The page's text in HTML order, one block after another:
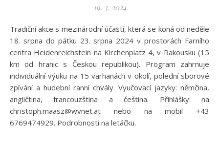
19. 3. 2024
Tradiční akce s mezinárodní účastí, která se koná od neděle
18. srpna do pátku 23. srpna 2024 v prostorách Farního
centra Heidenreichstein na Kirchenplatz 4, v Rakousku (15
km od hranic s Českou republikou). Program zahrnuje
individuální výuku na 15 varhanách v okolí, polední sborové
zpívání a hudební ranní chvály. Vyučovací jazyky: němčina,
angličtina, francouzština a čeština. Přihlášky: na
christoph.maasz@wvnet.at nebo na mobil +43
6769474929. Podrobnosti na letáčku.